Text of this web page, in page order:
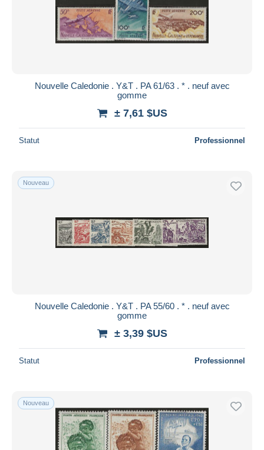
Nouvelle Caledonie . Y&T . PA 61/63 . * . neuf avec
gomme
± 7,61 $US
Statut Professionnel
Nouveau
Nouvelle Caledonie . Y&T . PA 55/60 . * . neuf avec
gomme
± 3,39 $US
Statut Professionnel
Nouveau